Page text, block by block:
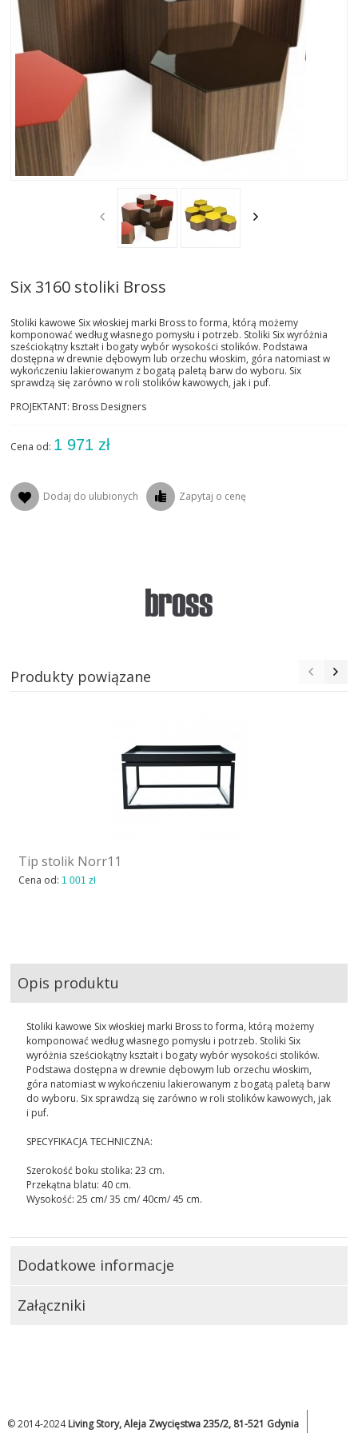
AKTUALNOSCI
STREFA-PROJEKTANTA
REALIZACJE
INSPIRACJE
KONTAKT
Six 3160 stoliki Bross
Stoliki kawowe Six włoskiej marki Bross to forma, którą możemy
komponować według własnego pomysłu i potrzeb. Stoliki Six wyróżnia
sześciokątny kształt i bogaty wybór wysokości stolików. Podstawa
dostępna w drewnie dębowym lub orzechu włoskim, góra natomiast w
wykończeniu lakierowanym z bogatą paletą barw do wyboru. Six
sprawdzą się zarówno w roli stolików kawowych, jak i puf.
PROJEKTANT: Bross Designers
Cena od: 1 971 zł
Dodaj do ulubionych Zapytaj o cenę
Produkty powiązane
Tip stolik Norr11
Cena od: 1 001 zł
Opis produktu
Stoliki kawowe Six włoskiej marki Bross to forma, którą możemy
komponować według własnego pomysłu i potrzeb. Stoliki Six
wyróżnia sześciokątny kształt i bogaty wybór wysokości stolików.
Podstawa dostępna w drewnie dębowym lub orzechu włoskim,
góra natomiast w wykończeniu lakierowanym z bogatą paletą barw
do wyboru. Six sprawdzą się zarówno w roli stolików kawowych, jak
i puf.
SPECYFIKACJA TECHNICZNA:
Szerokość boku stolika: 23 cm.
Przekątna blatu: 40 cm.
Wysokość: 25 cm/ 35 cm/ 40cm/ 45 cm.
Dodatkowe informacje
Załączniki
© 2014-2024Living Story, Aleja Zwycięstwa 235/2, 81-521 Gdynia